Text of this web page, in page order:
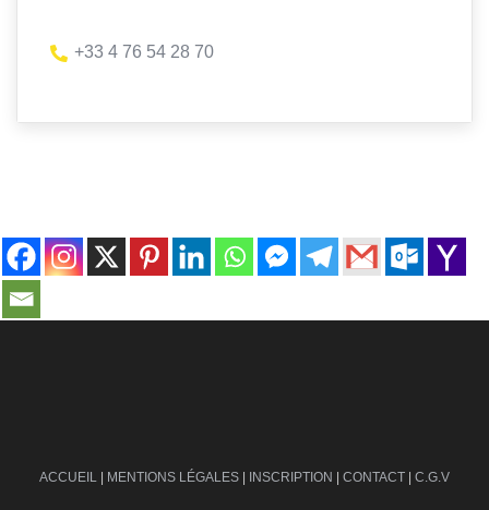
+33 4 76 54 28 70
ACCUEIL | MENTIONS LÉGALES | INSCRIPTION | CONTACT | C.G.V